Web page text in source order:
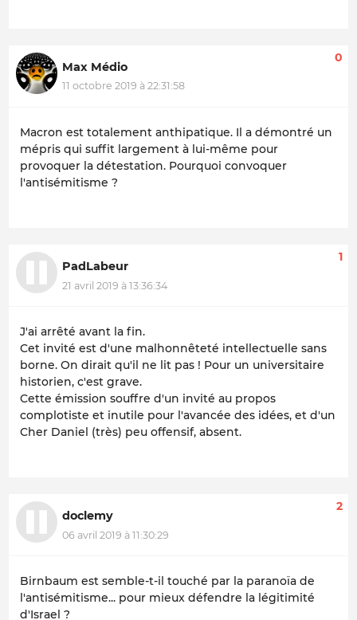
Max Médio
11 octobre 2019 à 22:31:58
0
Macron est totalement anthipatique. Il a démontré un
mépris qui suffit largement à lui-même pour
provoquer la détestation. Pourquoi convoquer
l'antisémitisme ?
PadLabeur
21 avril 2019 à 13:36:34
1
J'ai arrêté avant la fin.
Cet invité est d'une malhonnêteté intellectuelle sans
borne. On dirait qu'il ne lit pas ! Pour un universitaire
historien, c'est grave.
Cette émission souffre d'un invité au propos
complotiste et inutile pour l'avancée des idées, et d'un
Cher Daniel (très) peu offensif, absent.
doclemy
06 avril 2019 à 11:30:29
2
Birnbaum est semble-t-il touché par la paranoïa de
l'antisémitisme... pour mieux défendre la légitimité
d'Israel ?